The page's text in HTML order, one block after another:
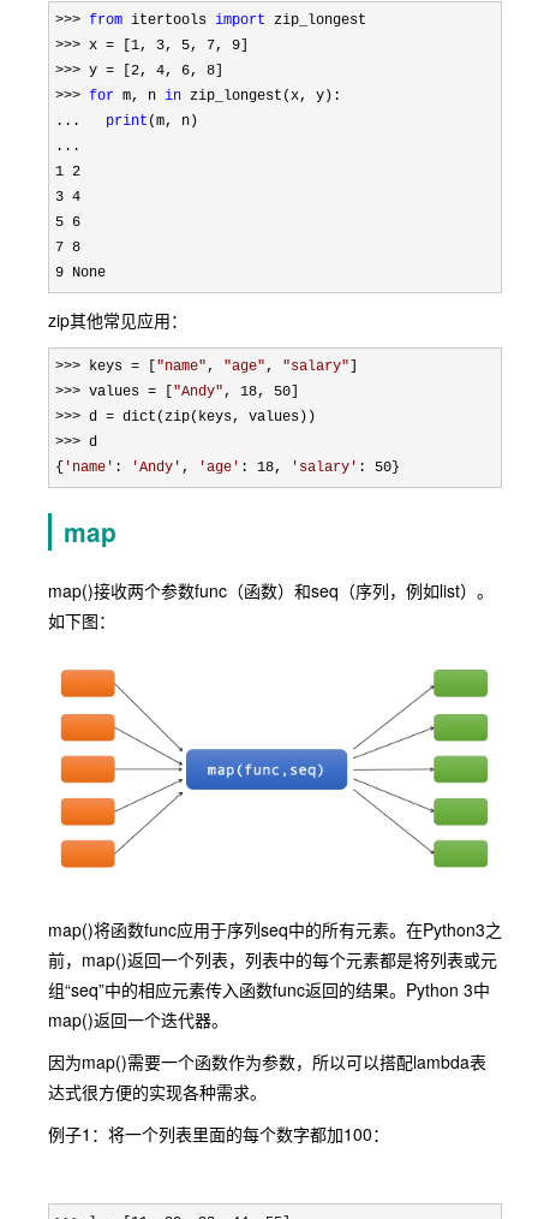
>>> from itertools import
>>> x = [1, 3, 5, 7, 9
>>> y = [2, 4, 6, 8
>>> for m, n in zip_longest(x, y):
... print (m, n)
1 2
3 4
5 6
7 8
9 None
zip其他常见应用：
>>> keys = ["name" , "age" , "salary"
>>> values = ["Andy" , 18, 50
>>> d =
>>> d
{ ' name ' : 'Andy ' , 'age ' : 18, ' salary ' : 50}
map
map()接收两个参数func（函数）和seq（序列，例如list）。
如下图：
map()将函数func应用于序列seq中的所有元素。在Python3之
前，map()返回一个列表，列表中的每个元素都是将列表或元
组“seq”中的相应元素传入函数func返回的结果。Python 3中
map()返回一个迭代器。
因为map()需要一个函数作为参数，所以可以搭配lambda表
达式很方便的实现各种需求。
例子1：将一个列表里面的每个数字都加100：